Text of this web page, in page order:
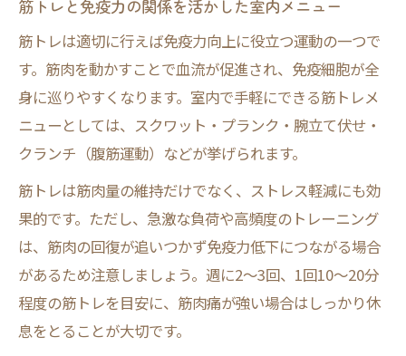
筋トレと免疫力の関係を活かした室内メニュー
筋トレは適切に行えば免疫力向上に役立つ運動の一つで
す。筋肉を動かすことで血流が促進され、免疫細胞が全
身に巡りやすくなります。室内で手軽にできる筋トレメ
ニューとしては、スクワット・プランク・腕立て伏せ・
クランチ（腹筋運動）などが挙げられます。
筋トレは筋肉量の維持だけでなく、ストレス軽減にも効
果的です。ただし、急激な負荷や高頻度のトレーニング
は、筋肉の回復が追いつかず免疫力低下につながる場合
があるため注意しましょう。週に2〜3回、1回10〜20分
程度の筋トレを目安に、筋肉痛が強い場合はしっかり休
息をとることが大切です。